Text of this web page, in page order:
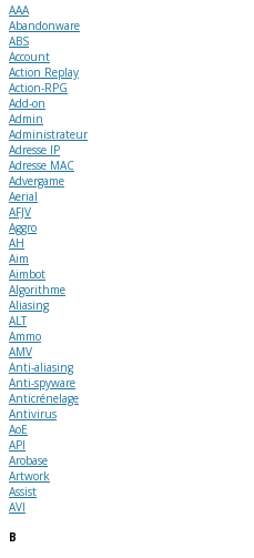
AAA
Abandonware
ABS
Account
Action Replay
Action-RPG
Add-on
Admin
Administrateur
Adresse IP
Adresse MAC
Advergame
Aerial
AFJV
Aggro
AH
Aim
Aimbot
Algorithme
Aliasing
ALT
Ammo
AMV
Anti-aliasing
Anti-spyware
Anticrénelage
Antivirus
AoE
API
Arobase
Artwork
Assist
AVI
B